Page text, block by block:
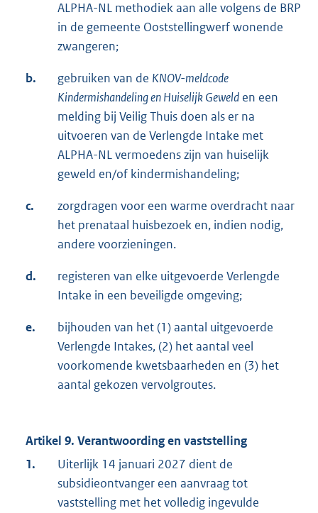
ALPHA-NL methodiek aan alle volgens de BRP
in de gemeente Ooststellingwerf wonende
zwangeren;
b. gebruiken van de KNOV-meldcode
Kindermishandeling en Huiselijk Geweld en een
melding bij Veilig Thuis doen als er na
uitvoeren van de Verlengde Intake met
ALPHA-NL vermoedens zijn van huiselijk
geweld en/of kindermishandeling;
c.
zorgdragen voor een warme overdracht naar
het prenataal huisbezoek en, indien nodig,
andere voorzieningen.
d.
registeren van elke uitgevoerde Verlengde
Intake in een beveiligde omgeving;
e.
bijhouden van het (1) aantal uitgevoerde
Verlengde Intakes, (2) het aantal veel
voorkomende kwetsbaarheden en (3) het
aantal gekozen vervolgroutes.
Artikel 9. Verantwoording en vaststelling
1.
Uiterlijk 14 januari 2027 dient de
subsidieontvanger een aanvraag tot
vaststelling met het volledig ingevulde